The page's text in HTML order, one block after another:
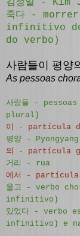
김정일 - Kim
죽다 -
infinitivo do
do verbo)
사람들이 평양
As pessoas
사람들 -
plural)
이 - partícula
평양 -
의 - partícula
거리 - rua
에서 - partícula
울고 - verbo
infinitivo)
있었다 -
verbo
infinitivo) e na